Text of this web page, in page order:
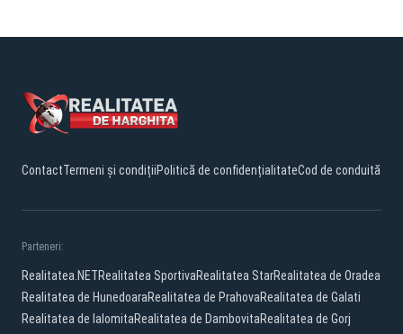
ContactTermeni și condițiiPolitică de confidențialitateCod de conduită
Parteneri:
Realitatea.NETRealitatea SportivaRealitatea StarRealitatea de Oradea
Realitatea de HunedoaraRealitatea de PrahovaRealitatea de Galati
Realitatea de IalomitaRealitatea de DambovitaRealitatea de Gorj